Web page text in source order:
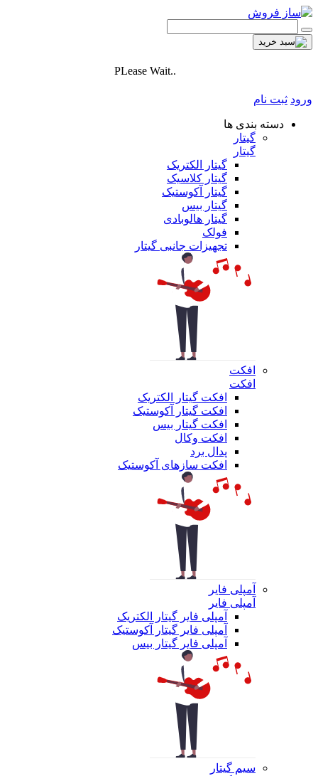
PLease Wait..
ورود ثبت نام
دسته بندی ها
گیتار
گیتار
گیتار الکتریک
گیتار کلاسیک
گیتار آکوستیک
گیتار بیس
گیتار هالوبادی
فولک
تجهیزات جانبی گیتار
افکت
افکت
افکت گیتار الکتریک
افکت گیتار آکوستیک
افکت گیتار بیس
افکت وکال
پدال برد
افکت سازهای آکوستیک
آمپلی فایر
آمپلی فایر
آمپلی فایر گیتار الکتریک
آمپلی فایر گیتار آکوستیک
آمپلی فایر گیتار بیس
سیم گیتار